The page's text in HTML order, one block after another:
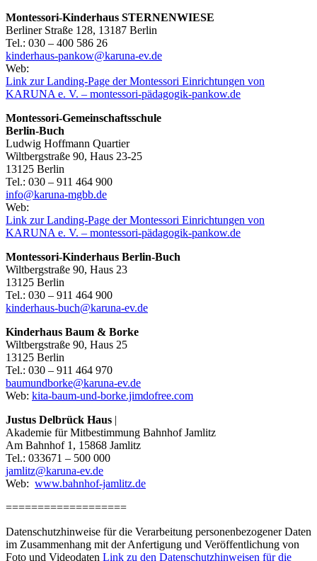
Montessori-Kinderhaus STERNENWIESE
Berliner Straße 128, 13187 Berlin
Tel.: 030 – 400 586 26
kinderhaus-pankow@karuna-ev.de
Web:
Link zur Landing-Page der Montessori Einrichtungen von
KARUNA e. V. – montessori-pädagogik-pankow.de
Montessori-Gemeinschaftsschule
Berlin-Buch
Ludwig Hoffmann Quartier
Wiltbergstraße 90, Haus 23-25
13125 Berlin
Tel.: 030 – 911 464 900
info@karuna-mgbb.de
Web:
Link zur Landing-Page der Montessori Einrichtungen von
KARUNA e. V. – montessori-pädagogik-pankow.de
Montessori-Kinderhaus Berlin-Buch
Wiltbergstraße 90, Haus 23
13125 Berlin
Tel.: 030 – 911 464 900
kinderhaus-buch@karuna-ev.de
Kinderhaus Baum & Borke
Wiltbergstraße 90, Haus 25
13125 Berlin
Tel.: 030 – 911 464 970
baumundborke@karuna-ev.de
Web: kita-baum-und-borke.jimdofree.com
Justus Delbrück Haus |
Akademie für Mitbestimmung Bahnhof Jamlitz
Am Bahnhof 1, 15868 Jamlitz
Tel.: 033671 – 500 000
jamlitz@karuna-ev.de
Web: www.bahnhof-jamlitz.de
===================
Datenschutzhinweise für die Verarbeitung personenbezogener Daten
im Zusammenhang mit der Anfertigung und Veröffentlichung von
Foto und Videodaten Link zu den Datenschutzhinweisen für die